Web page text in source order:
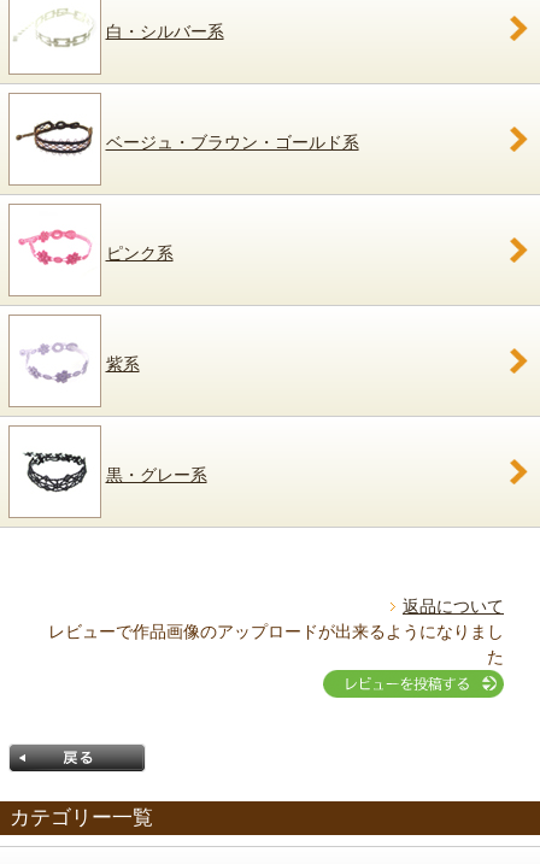
白・シルバー系
ベージュ・ブラウン・ゴールド系
ピンク系
紫系
黒・グレー系
返品について
レビューで作品画像のアップロードが出来るようになりまし
た
カテゴリー一覧